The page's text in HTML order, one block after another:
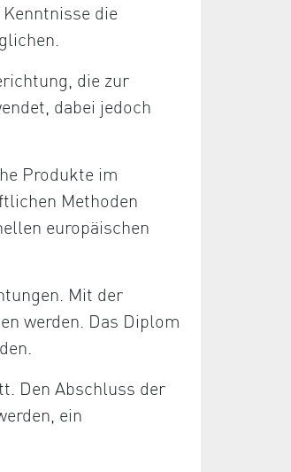
die
die zur
dabei jedoch
Produkte im
Methoden
europäischen
Mit der
werden. Das Diplom
Den Abschluss der
ein